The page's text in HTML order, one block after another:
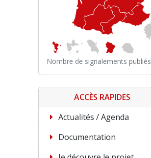
Nombre de signalements publiés
ACCÈS RAPIDES
Actualités / Agenda
Documentation